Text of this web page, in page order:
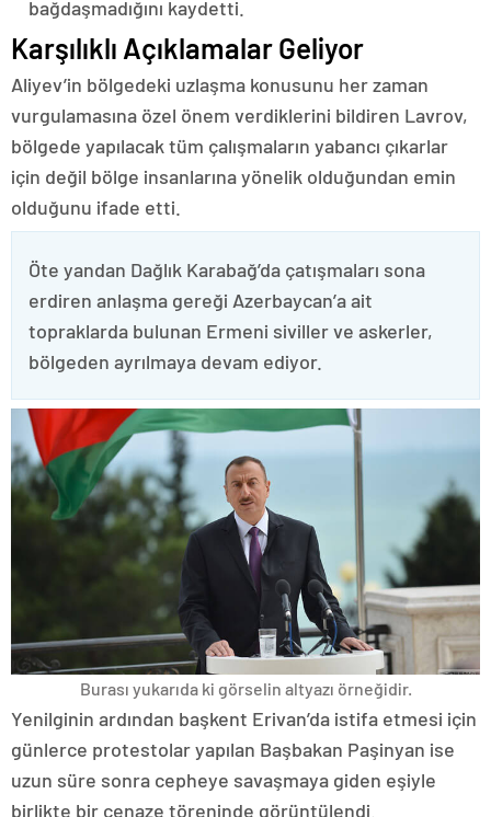
bağdaşmadığını kaydetti.
Karşılıklı Açıklamalar Geliyor
Aliyev’in bölgedeki uzlaşma konusunu her zaman
vurgulamasına özel önem verdiklerini bildiren Lavrov,
bölgede yapılacak tüm çalışmaların yabancı çıkarlar
için değil bölge insanlarına yönelik olduğundan emin
olduğunu ifade etti.
Öte yandan Dağlık Karabağ’da çatışmaları sona
erdiren anlaşma gereği Azerbaycan’a ait
topraklarda bulunan Ermeni siviller ve askerler,
bölgeden ayrılmaya devam ediyor.
Burası yukarıda ki görselin altyazı örneğidir.
Yenilginin ardından başkent Erivan’da istifa etmesi için
günlerce protestolar yapılan Başbakan Paşinyan ise
uzun süre sonra cepheye savaşmaya giden eşiyle
birlikte bir cenaze töreninde görüntülendi.